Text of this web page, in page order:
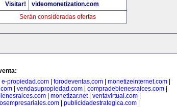
Visitar!
videomonetization.com
Serán consideradas ofertas
e-propiedad.com forodeventas.com monetizeinternet.com
| vendasupropiedad.com| compradebienesraices.com|
monetizar.net| ventavirtual.com
publicidadestrategica.com